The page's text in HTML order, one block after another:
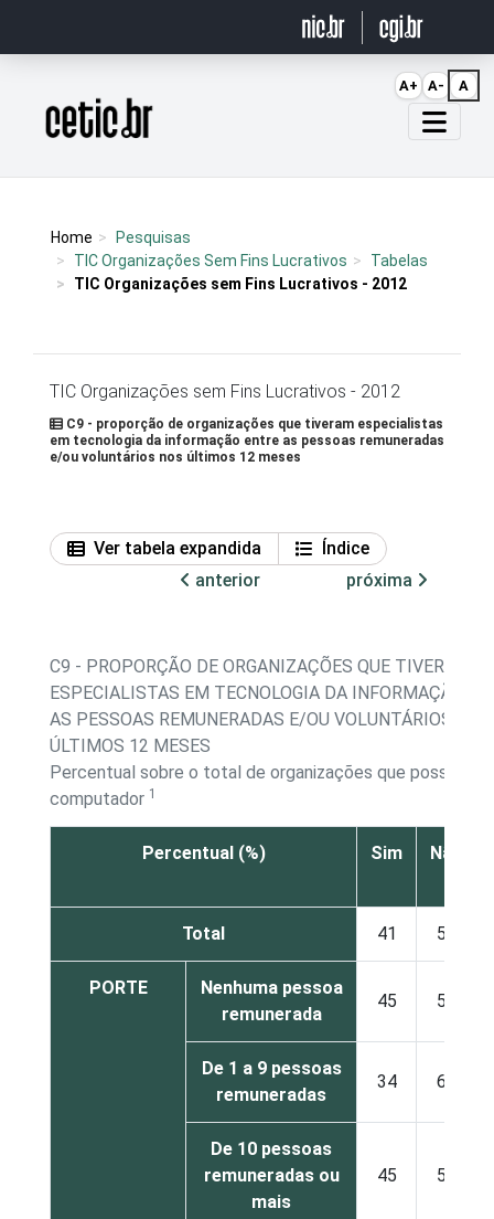
Página inicial
Home
Pesquisas
TIC Organizações Sem Fins Lucrativos
Tabelas
TIC Organizações sem Fins Lucrativos - 2012
TIC Organizações sem Fins Lucrativos - 2012
C9 - proporção de organizações que tiveram especialistas
em tecnologia da informação entre as pessoas remuneradas
e/ou voluntários nos últimos 12 meses
Ver tabela expandida
Índice
anterior
próxima
C9 - PROPORÇÃO DE ORGANIZAÇÕES QUE TIVERAM
ESPECIALISTAS EM TECNOLOGIA DA INFORMAÇÃO
AS PESSOAS REMUNERADAS E/OU VOLUNTÁRIOS NOS
ÚLTIMOS 12 MESES
Percentual sobre o total de organizações que possuem
computador 1
Percentual (%) Sim
Não
Total 41 57
PORTE
Nenhuma pessoa
remunerada
45 54
De 1 a 9 pessoas
remuneradas
34 65
De 10 pessoas
remuneradas ou
mais
45 54
A+ A- A